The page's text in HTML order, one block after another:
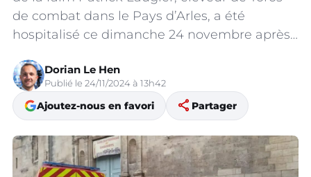
de combat dans le Pays d’Arles, a été
hospitalisé ce dimanche 24 novembre après…
Dorian Le Hen
Publié le 24/11/2024 à 13h42
Ajoutez-nous en favori share Partager